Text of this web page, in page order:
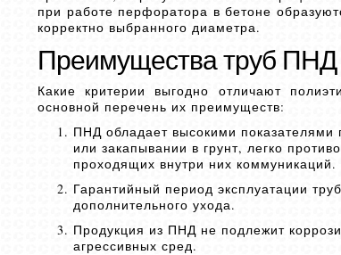
при работе перфоратора в бетоне
корректно выбранного диаметра.
Преимущества труб ПНД
Какие критерии выгодно отличают
основной перечень их преимуществ:
ПНД обладает высокими показателями
или закапывании в грунт, легко
проходящих внутри них коммуникаций.
Гарантийный период эксплуатации
дополнительного ухода.
Продукция из ПНД не подлежит
агрессивных сред.